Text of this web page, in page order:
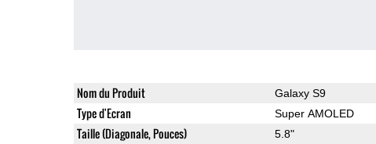
Nom du Produit Galaxy S9
Type d'Ecran Super AMOLED
Taille (Diagonale, Pouces) 5.8"